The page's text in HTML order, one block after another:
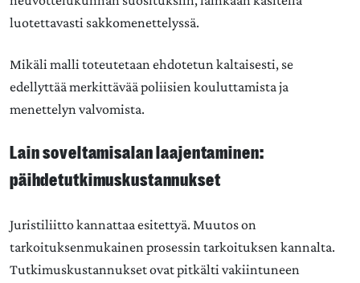
luotettavasti sakkomenettelyssä.
Mikäli malli toteutetaan ehdotetun kaltaisesti, se
edellyttää merkittävää poliisien kouluttamista ja
menettelyn valvomista.
Lain soveltamisalan laajentaminen:
päihdetutkimuskustannukset
Juristiliitto kannattaa esitettyä. Muutos on
tarkoituksenmukainen prosessin tarkoituksen kannalta.
Tutkimuskustannukset ovat pitkälti vakiintuneen